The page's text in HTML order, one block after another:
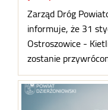
Zarząd Dróg
informuje, że 31
Ostroszowice -
zostanie